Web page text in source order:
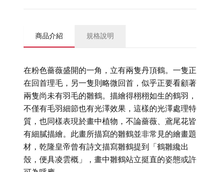
商品介紹 規格說明
在粉色薔薇盛開的一角，立有兩隻丹頂鶴。一隻正
在回首理毛，另一隻則略微回首，似乎正要看顧著
兩隻尚未有羽毛的雛鶴。描繪得栩栩如生的鶴羽，
不僅有毛羽細節也有光澤效果，這樣的光澤處理特
質，也同樣表現於畫中植物，不論薔薇、鳶尾花皆
有細膩描繪。此畫所描寫的雛鶴並非常見的繪畫題
材，乾隆皇帝曾有詩文描寫雛鶴提到「鶴雛纔出
殼，便具凌雲概」，畫中雛鶴站立挺直的姿態或許